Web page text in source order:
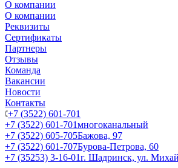
О компании
О компании
Реквизиты
Сертификаты
Партнеры
Отзывы
Команда
Вакансии
Новости
Контакты
+7 (3522) 601-701
+7 (3522) 601-701многоканальный
+7 (3522) 605-705Бажова, 97
+7 (3522) 601-707Бурова-Петрова, 60
+7 (35253) 3-16-01г. Шадринск, ул.